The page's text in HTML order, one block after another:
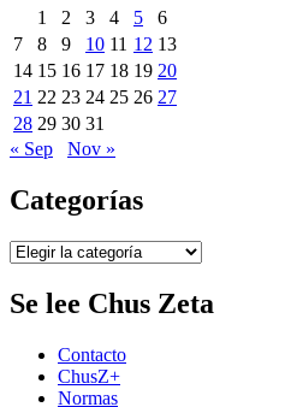
1
2 3 4 5
6
7
8 9 10 11 12 13
14 15 16 17 18 19 20
21 22 23 24 25 26 27
28 29 30 31
« Sep
Nov »
Categorías
Categorías
Se lee Chus Zeta
Contacto
ChusZ+
Normas